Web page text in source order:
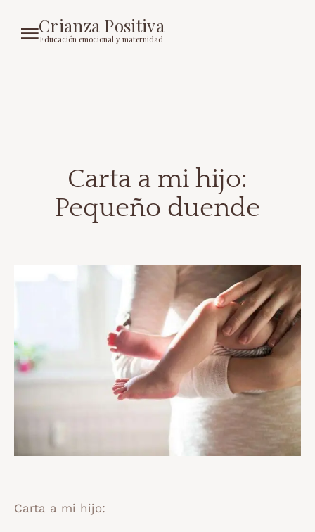
Crianza Positiva
Educación emocional y maternidad
Carta a mi hijo:
Pequeño duende
Carta a mi hijo: